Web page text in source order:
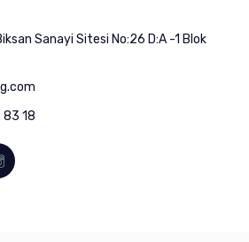
Sanayi Sitesi No:26 D:A -1 Blok
18